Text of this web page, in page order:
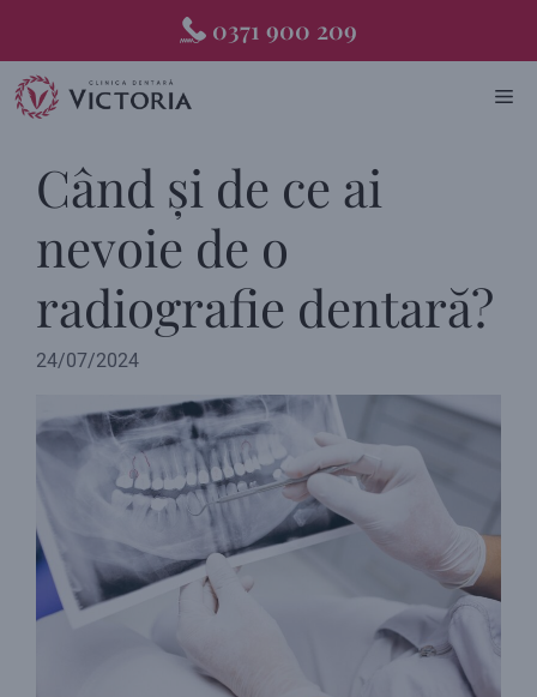
content
0371 900 209
Când și de ce ai
nevoie de o
radiografie dentară?
24/07/2024